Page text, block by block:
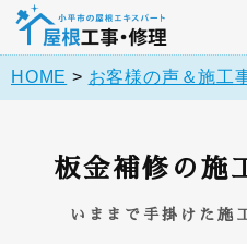
HOME > お客様の声＆施工
板金補修の施
いままで手掛けた施